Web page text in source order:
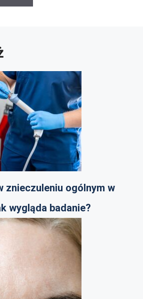
znieczuleniu ogólnym w
wygląda badanie?